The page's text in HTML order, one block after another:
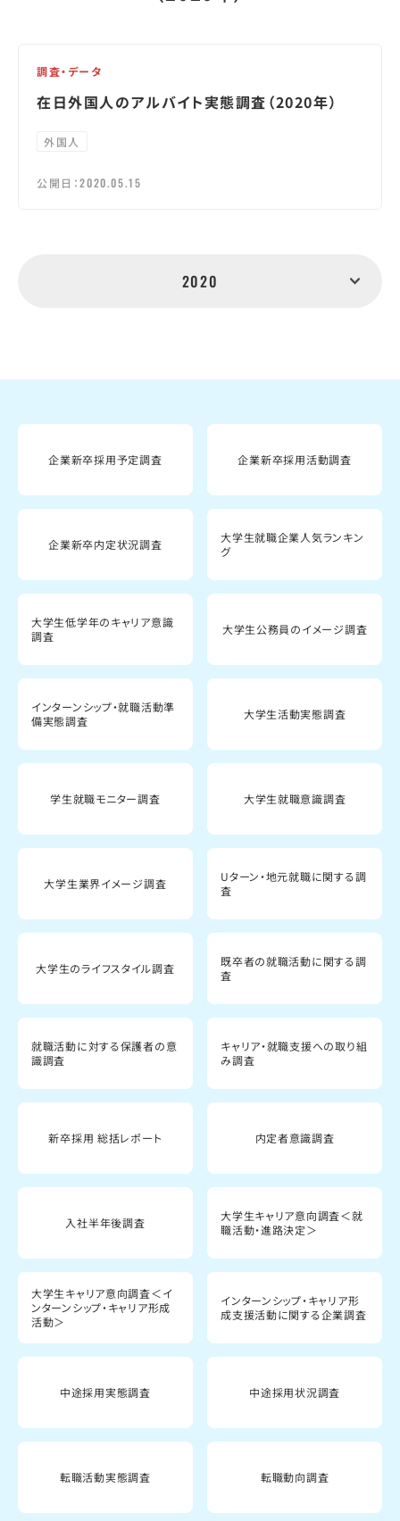
調査・データ
在日外国人のアルバイト実態調査（2020年）
外国人
公開日：2020.05.15
2020
企業新卒採用予定調査 企業新卒採用活動調査
企業新卒内定状況調査
大学生就職企業人気ランキン
グ
大学生低学年のキャリア意識
調査
大学生公務員のイメージ調査
インターンシップ・就職活動準
備実態調査
大学生活動実態調査
学生就職モニター調査 大学生就職意識調査
大学生業界イメージ調査
Uターン・地元就職に関する調
査
大学生のライフスタイル調査
既卒者の就職活動に関する調
査
就職活動に対する保護者の意
識調査
キャリア・就職支援への取り組
み調査
新卒採用 総括レポート 内定者意識調査
入社半年後調査
大学生キャリア意向調査＜就
職活動・進路決定＞
大学生キャリア意向調査＜イ
ンターンシップ・キャリア形成
活動＞
インターンシップ・キャリア形
成支援活動に関する企業調査
中途採用実態調査 中途採用状況調査
転職活動実態調査 転職動向調査